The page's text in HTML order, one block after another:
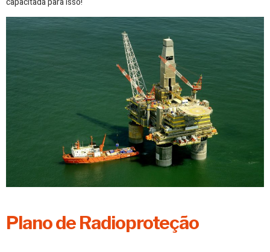
Plano de Radioproteção